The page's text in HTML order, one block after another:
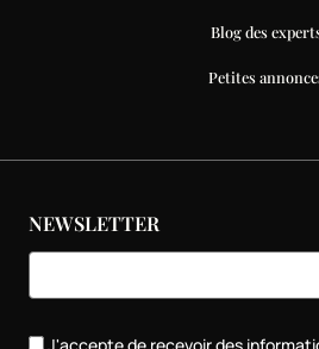
Blog des
Petites
NEWSLETTER